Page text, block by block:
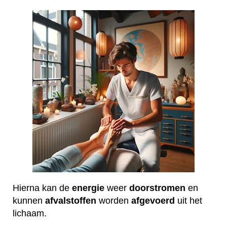
Hierna kan de energie weer doorstromen en
kunnen afvalstoffen worden afgevoerd uit het
lichaam.